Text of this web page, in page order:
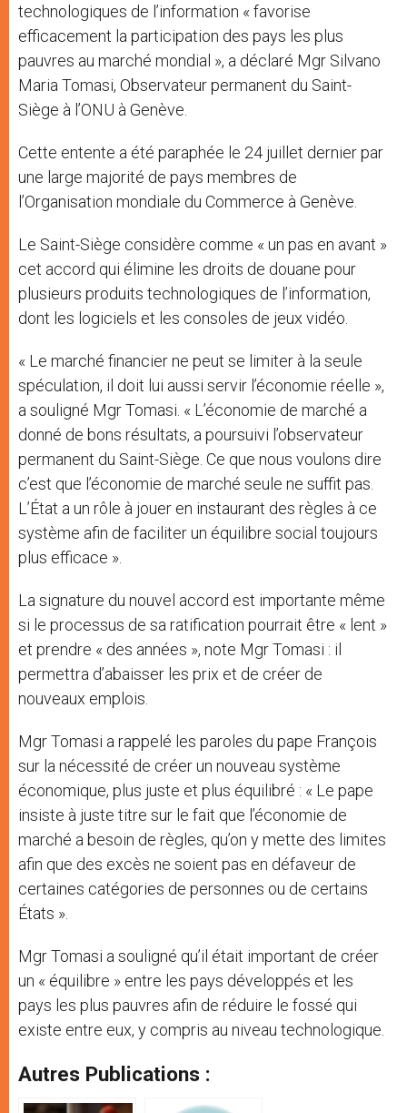
technologiques de l’information « favorise
efficacement la participation des pays les plus
pauvres au marché mondial », a déclaré Mgr Silvano
Maria Tomasi, Observateur permanent du Saint-
Siège à l’ONU à Genève.
Cette entente a été paraphée le 24 juillet dernier par
une large majorité de pays membres de
l’Organisation mondiale du Commerce à Genève.
Le Saint-Siège considère comme « un pas en avant »
cet accord qui élimine les droits de douane pour
plusieurs produits technologiques de l’information,
dont les logiciels et les consoles de jeux vidéo.
« Le marché financier ne peut se limiter à la seule
spéculation, il doit lui aussi servir l’économie réelle »,
a souligné Mgr Tomasi. « L’économie de marché a
donné de bons résultats, a poursuivi l’observateur
permanent du Saint-Siège. Ce que nous voulons dire
c’est que l’économie de marché seule ne suffit pas.
L’État a un rôle à jouer en instaurant des règles à ce
système afin de faciliter un équilibre social toujours
plus efficace ».
La signature du nouvel accord est importante même
si le processus de sa ratification pourrait être « lent »
et prendre « des années », note Mgr Tomasi : il
permettra d’abaisser les prix et de créer de
nouveaux emplois.
Mgr Tomasi a rappelé les paroles du pape François
sur la nécessité de créer un nouveau système
économique, plus juste et plus équilibré : « Le pape
insiste à juste titre sur le fait que l’économie de
marché a besoin de règles, qu’on y mette des limites
afin que des excès ne soient pas en défaveur de
certaines catégories de personnes ou de certains
États ».
Mgr Tomasi a souligné qu’il était important de créer
un « équilibre » entre les pays développés et les
pays les plus pauvres afin de réduire le fossé qui
existe entre eux, y compris au niveau technologique.
Autres Publications :